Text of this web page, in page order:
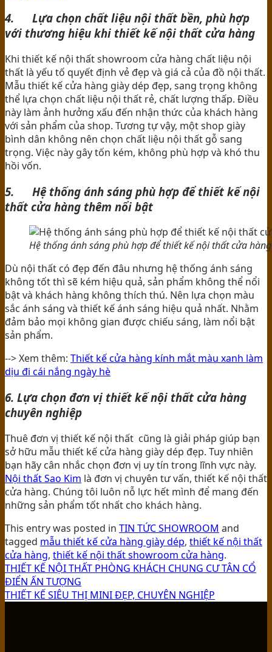
4. Lựa chọn chất liệu nội thất bền, phù hợp
với thương hiệu khi thiết kế nội thất cửa hàng
Khi thiết kế nội thất showroom cửa hàng chất liệu nội
thất là yếu tố quyết định vẻ đẹp và giá cả của đồ nội thất.
Mẫu thiết kế cửa hàng giày dép đẹp, sang trọng không
thể lựa chọn chất liệu nội thất rẻ, chất lượng thấp. Điều
này làm ảnh hưởng xấu đến nhận thức của khách hàng
với sản phẩm của shop. Tương tự vậy, một shop giày
bình dân không nên chọn chất liệu nội thất gỗ sang
trọng. Việc này gây tốn kém, không phù hợp và khó thu
hồi vốn.
5. Hệ thống ánh sáng phù hợp để thiết kế nội
thất cửa hàng thêm nổi bật
Hệ thống ánh sáng phù hợp để thiết kế nội thất cửa
Dù nội thất có đẹp đến đâu nhưng hệ thống ánh sáng
không tốt thì sẽ kém hiệu quả, sản phẩm không thể nổi
bật và khách hàng không thích thú. Nên lựa chọn màu
sắc ánh sáng và thiết kế ánh sáng hiệu quả nhất. Nhằm
đảm bảo mọi không gian được chiếu sáng, làm nổi bật
sản phẩm.
--> Xem thêm: Thiết kế cửa hàng kính mắt màu xanh làm
dịu đi cái nắng ngày hè
6. Lựa chọn đơn vị thiết kế nội thất cửa hàng
chuyên nghiệp
Thuê đơn vị thiết kế nội thất cũng là giải pháp giúp bạn
sở hữu mẫu thiết kế cửa hàng giày dép đẹp. Tuy nhiên
bạn hãy cân nhắc chọn đơn vị uy tín trong lĩnh vực này.
Nội thất Sao Kim là đơn vị chuyên tư vấn, thiết kế nội thất
cửa hàng. Chúng tôi luôn nỗ lực hết mình để mang đến
những sản phẩm tốt nhất cho khách hàng.
This entry was posted in TIN TỨC SHOWROOM and
tagged mẫu thiết kế cửa hàng giày dép, thiết kế nội thất
cửa hàng, thiết kế nội thất showroom cửa hàng.
THIẾT KẾ NỘI THẤT PHÒNG KHÁCH CHUNG CƯ TÂN CỔ
ĐIỂN ẤN TƯỢNG
THIẾT KẾ SIÊU THỊ MINI ĐẸP, CHUYÊN NGHIỆP